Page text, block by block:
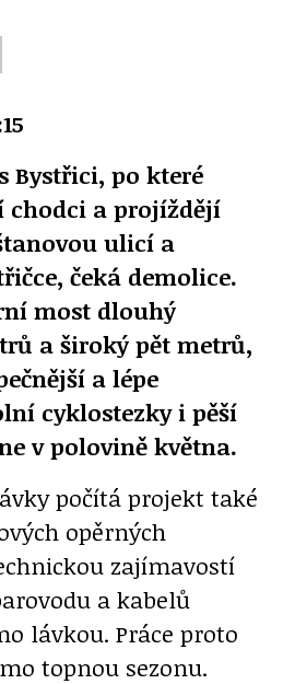
Bystřici, po které
chodci a projíždějí
ulicí a
čeká demolice.
most dlouhý
a široký pět metrů,
a lépe
cyklostezky i pěší
v polovině května.
počítá projekt také
opěrných
zajímavostí
a kabelů
lávkou. Práce proto
topnou sezonu.